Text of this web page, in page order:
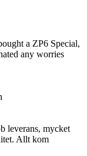
a ZP6 Special,
any worries
leverans, mycket
Allt kom